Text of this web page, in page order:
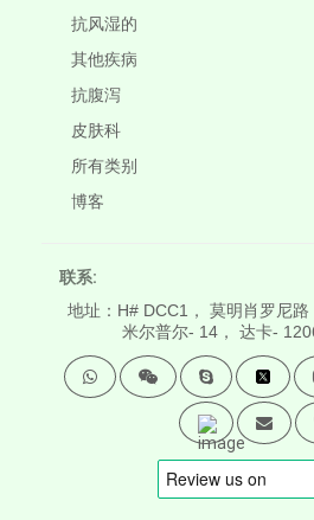
抗风湿的
其他疾病
抗腹泻
皮肤科
所有类别
博客
联系:
地址：H# DCC1， 莫明肖罗尼路
米尔普尔- 14， 达卡-